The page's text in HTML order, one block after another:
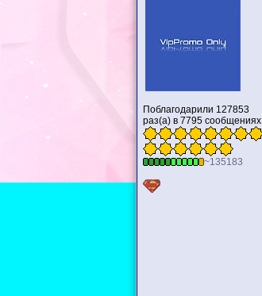
Поблагодарили 127853
раз(а) в 7795 сообщениях
~135183